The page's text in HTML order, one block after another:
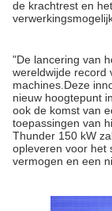
de krachtrest en
"De lancering van
wereldwijde record
machines.Deze
nieuw hoogtepunt
ook de komst van
toepassingen van
Thunder 150 kW
opleveren voor het
vermogen en een